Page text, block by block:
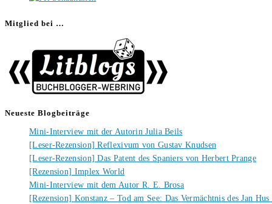
Mitglied bei …
Neueste Blogbeiträge
Mini-Interview mit der Autorin Julia Beils
[Leser-Rezension] Reflexivum von Gustav Knudsen
[Leser-Rezension] Das Patent des Spaniers von Herbert Prange
[Rezension] Implex World
Mini-Interview mit dem Autor R. E. Brosa
[Rezension] Konstanz – Tod am See: Das Vermächtnis des Jan